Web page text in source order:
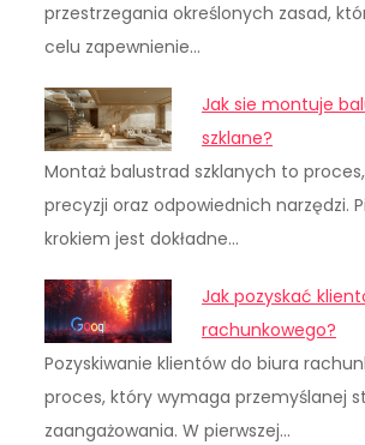
przestrzegania określonych zasad,
celu zapewnienie…
Jak sie montuje
szklane?
Montaż balustrad szklanych to
precyzji oraz odpowiednich narzędzi.
krokiem jest dokładne…
Jak pozyskać
rachunkowego?
Pozyskiwanie klientów do biura
proces, który wymaga przemyślanej
zaangażowania. W pierwszej…